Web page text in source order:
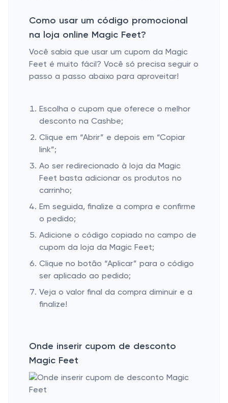
Como usar um código promocional
na loja online Magic Feet?
Você sabia que usar um cupom da Magic
Feet é muito fácil? Você só precisa seguir o
passo a passo abaixo para aproveitar!
Escolha o cupom que oferece o melhor
desconto na Cashbe;
Clique em “Abrir” e depois em “Copiar
link”;
Ao ser redirecionado à loja da Magic
Feet basta adicionar os produtos no
carrinho;
Em seguida, finalize a compra e confirme
o pedido;
Adicione o código copiado no campo de
cupom da loja da Magic Feet;
Clique no botão “Aplicar” para o código
ser aplicado ao pedido;
Veja o valor final da compra diminuir e a
finalize!
Onde inserir cupom de desconto
Magic Feet